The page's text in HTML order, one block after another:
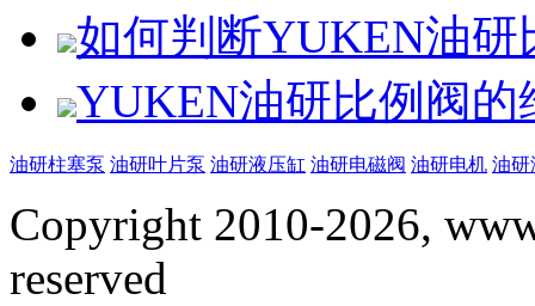
如何判断YUKEN油
YUKEN油研比例阀的
油研柱塞泵 油研叶片泵 油研液压缸 油研电磁阀 油研电机 油研
Copyright 2010-2026,
reserved